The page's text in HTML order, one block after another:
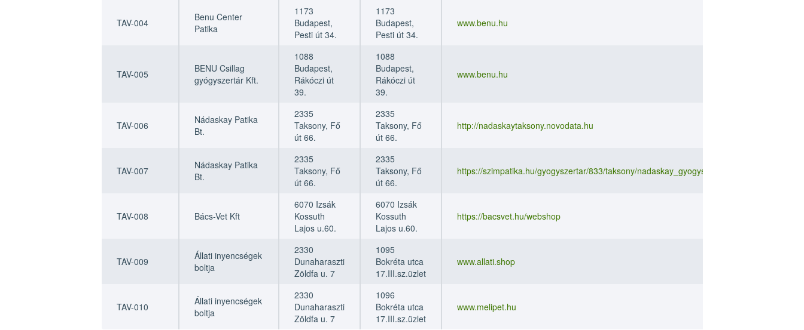
TAV-004
Benu Center
Patika
1173
Budapest,
Pesti út 34.
1173
Budapest,
Pesti út 34.
www.benu.hu
TAV-005
BENU Csillag
gyógyszertár Kft.
1088
Budapest,
Rákóczi út
39.
1088
Budapest,
Rákóczi út
39.
www.benu.hu
TAV-006
Nádaskay Patika
Bt.
2335
Taksony, Fő
út 66.
2335
Taksony, Fő
út 66.
http://nadaskaytaksony.novodata.hu
TAV-007
Nádaskay Patika
Bt.
2335
Taksony, Fő
út 66.
2335
Taksony, Fő
út 66.
https://szimpatika.hu/gyogyszertar/833/taksony/nadaskay_gyogyszertar
TAV-008 Bács-Vet Kft
6070 Izsák
Kossuth
Lajos u.60.
6070 Izsák
Kossuth
Lajos u.60.
https://bacsvet.hu/webshop
TAV-009
Állati inyencségek
boltja
2330
Dunaharaszti
Zöldfa u. 7
1095
Bokréta utca
17.III.sz.üzlet
www.allati.shop
TAV-010
Állati inyencségek
boltja
2330
Dunaharaszti
Zöldfa u. 7
1096
Bokréta utca
17.III.sz.üzlet
www.melipet.hu